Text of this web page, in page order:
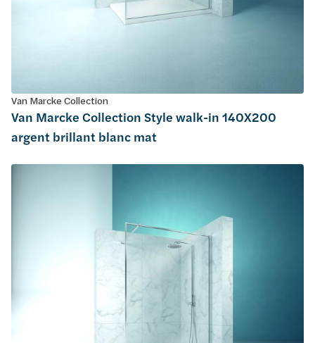
Van Marcke Collection
Van Marcke Collection Style walk-in 140X200
argent brillant blanc mat